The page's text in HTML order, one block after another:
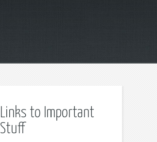
Links to Important
Stuff